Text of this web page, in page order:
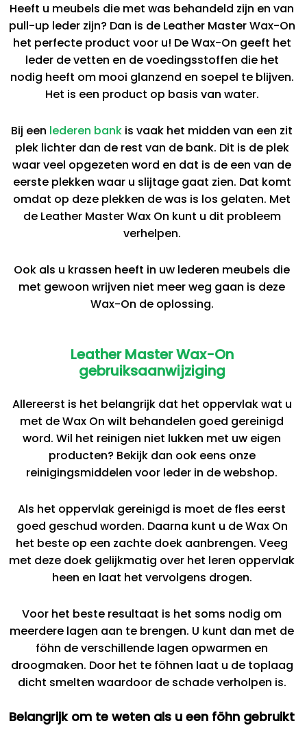
Heeft u meubels die met was behandeld zijn en van
pull-up leder zijn? Dan is de Leather Master Wax-On
het perfecte product voor u! De Wax-On geeft het
leder de vetten en de voedingsstoffen die het
nodig heeft om mooi glanzend en soepel te blijven.
Het is een product op basis van water.
Bij een lederen bank is vaak het midden van een zit
plek lichter dan de rest van de bank. Dit is de plek
waar veel opgezeten word en dat is de een van de
eerste plekken waar u slijtage gaat zien. Dat komt
omdat op deze plekken de was is los gelaten. Met
de Leather Master Wax On kunt u dit probleem
verhelpen.
Ook als u krassen heeft in uw lederen meubels die
met gewoon wrijven niet meer weg gaan is deze
Wax-On de oplossing.
Leather Master Wax-On
gebruiksaanwijziging
Allereerst is het belangrijk dat het oppervlak wat u
met de Wax On wilt behandelen goed gereinigd
word. Wil het reinigen niet lukken met uw eigen
producten? Bekijk dan ook eens onze
reinigingsmiddelen voor leder in de webshop.
Als het oppervlak gereinigd is moet de fles eerst
goed geschud worden. Daarna kunt u de Wax On
het beste op een zachte doek aanbrengen. Veeg
met deze doek gelijkmatig over het leren oppervlak
heen en laat het vervolgens drogen.
Voor het beste resultaat is het soms nodig om
meerdere lagen aan te brengen. U kunt dan met de
föhn de verschillende lagen opwarmen en
droogmaken. Door het te föhnen laat u de toplaag
dicht smelten waardoor de schade verholpen is.
Belangrijk om te weten als u een föhn gebruikt